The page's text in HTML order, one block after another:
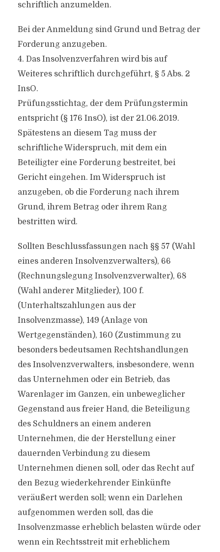
schriftlich anzumelden.
Bei der Anmeldung sind Grund und Betrag der
Forderung anzugeben.
4. Das Insolvenzverfahren wird bis auf
Weiteres schriftlich durchgeführt, § 5 Abs. 2
InsO.
Prüfungsstichtag, der dem Prüfungstermin
entspricht (§ 176 InsO), ist der 21.06.2019.
Spätestens an diesem Tag muss der
schriftliche Widerspruch, mit dem ein
Beteiligter eine Forderung bestreitet, bei
Gericht eingehen. Im Widerspruch ist
anzugeben, ob die Forderung nach ihrem
Grund, ihrem Betrag oder ihrem Rang
bestritten wird.
Sollten Beschlussfassungen nach §§ 57 (Wahl
eines anderen Insolvenzverwalters), 66
(Rechnungslegung Insolvenzverwalter), 68
(Wahl anderer Mitglieder), 100 f.
(Unterhaltszahlungen aus der
Insolvenzmasse), 149 (Anlage von
Wertgegenständen), 160 (Zustimmung zu
besonders bedeutsamen Rechtshandlungen
des Insolvenzverwalters, insbesondere, wenn
das Unternehmen oder ein Betrieb, das
Warenlager im Ganzen, ein unbeweglicher
Gegenstand aus freier Hand, die Beteiligung
des Schuldners an einem anderen
Unternehmen, die der Herstellung einer
dauernden Verbindung zu diesem
Unternehmen dienen soll, oder das Recht auf
den Bezug wiederkehrender Einkünfte
veräußert werden soll; wenn ein Darlehen
aufgenommen werden soll, das die
Insolvenzmasse erheblich belasten würde oder
wenn ein Rechtsstreit mit erheblichem